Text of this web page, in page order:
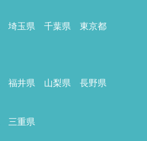
埼玉県 千葉県
東京都
福井県 山梨県 長野県
三重県